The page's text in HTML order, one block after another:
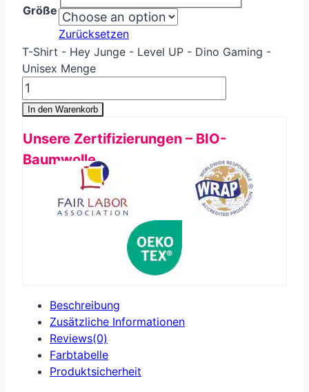
Größe
Zurücksetzen
T-Shirt - Hey Junge - Level UP - Dino Gaming -
Unisex Menge
In den Warenkorb
Unsere Zertifizierungen – BIO-
Baumwolle
Beschreibung
Zusätzliche Informationen
Reviews(0)
Farbtabelle
Produkt­sicherheit